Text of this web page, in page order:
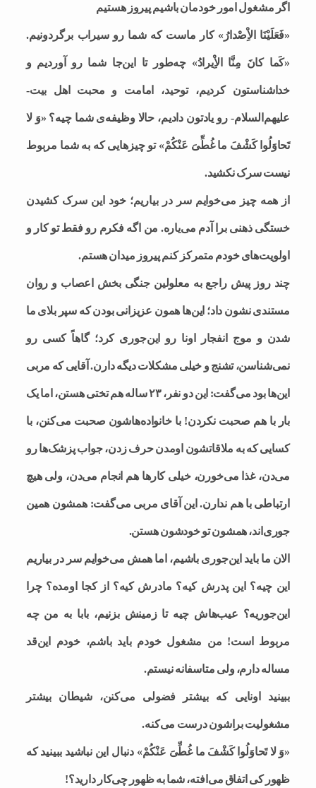
اگر مشغول امور خودمان باشیم پیروز هستیم
«فَعَلَیْنَا الاِْصْدارُ» کار ماست که شما رو سیراب برگردونیم.
«کَما کانَ مِنَّا الاِْیرادُ» چه‌طور تا این‌جا شما رو آوردیم و
خداشناستون کردیم، توحید، امامت و محبت اهل بیت-
علیهم‌السلام- رو یادتون دادیم، حالا وظیفه‌ی شما چیه؟ «وَ لا
تَحاوَلُوا کَشْفَ ما غُطِّیَ عَنْکُمْ» تو چیزهایی که به شما مربوط
نیست سرک نکشید.
از همه چیز می‌خوایم سر در بیاریم؛ خود این سرک کشیدن
خستگی ذهنی برا آدم می‌یاره. من اگه فکرم رو فقط تو کار و
اولویت‌های خودم متمرکز کنم پیروز میدان هستم.
چند روز پیش راجع به معلولین جنگی بخش اعصاب و روان
مستندی نشون داد؛ این‌ها همون عزیزانی بودن که سپر بلای ما
شدن و موج انفجار اونا رو این‌جوری‌ کرد؛ گاهاً کسی رو
نمی‌شناسن، تشنج و خیلی مشکلات دیگه دارن. آقایی که مربی
این‌ها بود می‌گفت: این دو نفر، ۲۳ ساله هم تختی هستن، اما یک
بار با هم صحبت نکردن! با خانواده‌هاشون صحبت می‌کنن، با
کسایی که به ملاقاتشون اومدن حرف زدن، جواب پزشک‌ها رو
می‌دن، غذا می‌خورن، خیلی کارها هم انجام می‌دن، ولی هیچ
ارتباطی با هم ندارن. این آقای مربی می‌گفت: همشون همین
جوری‌اند، همشون تو خودشون هستن.
الان ما باید این‌جوری باشیم، اما همش می‌خوایم سر در بیاریم
این چیه؟ این پدرش کیه؟‌ مادرش کیه؟ از کجا اومده؟ چرا
این‌جوریه؟ عیب‌هاش چیه تا زمینش بزنیم، بابا به من چه
مربوط است! من مشغول خودم باید باشم، خودم این‌قد
مساله دارم، ولی متاسفانه نیستم.
ببینید اونایی که بیشتر فضولی می‌کنن، شیطان بیشتر
مشغولیت براشون درست می‌کنه.
«وَ لا تَحاوَلُوا کَشْفَ ما غُطِّیَ عَنْکُمْ» دنبال این نباشید ببینید که
ظهور کی اتفاق می‌افته، شما به ظهور چی‌کار دارید؟!